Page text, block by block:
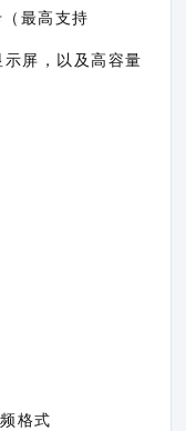
最高支持
屏，以及高容量
格式